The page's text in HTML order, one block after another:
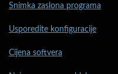
Snimka zaslona programa
Usporedite konfiguracije
Cijena softvera